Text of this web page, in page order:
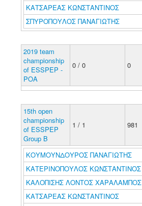
ΚΑΤΣΑΡΕΑΣ ΚΩΝΣΤΑΝΤΙΝΟΣ
ΣΠΥΡΟΠΟΥΛΟΣ ΠΑΝΑΓΙΩΤΗΣ
2019 team
championship
of ESSPEP -
POA
0 / 0 0
15th open
championship
of ESSPEP
Group B
1 / 1 981
ΚΟΥΜΟΥΝΔΟΥΡΟΣ ΠΑΝΑΓΙΩΤΗΣ
ΚΑΤΕΡΙΝΟΠΟΥΛΟΣ ΚΩΝΣΤΑΝΤΙΝΟΣ
ΚΑΛΟΠΙΣΗΣ ΛΟΝΤΟΣ ΧΑΡΑΛΑΜΠΟΣ
ΚΑΤΣΑΡΕΑΣ ΚΩΝΣΤΑΝΤΙΝΟΣ